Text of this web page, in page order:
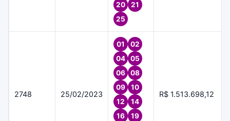
20
21
25
2748 25/02/2023
01
02
04
05
06
08
09
10
12
14
16
19
R$ 1.513.698,12